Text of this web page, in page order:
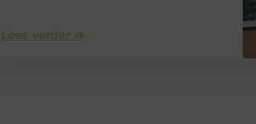
Lees verder ➜